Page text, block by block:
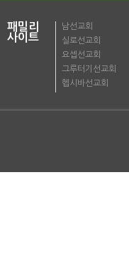
패밀리
사이트
남선교회
실로선교회
요셉선교회
그루터기선교회
헵시바선교회